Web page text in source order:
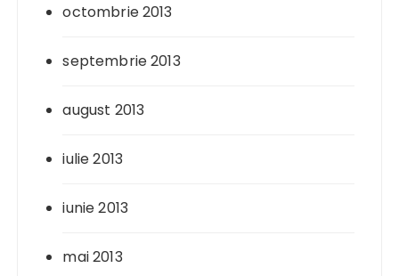
octombrie 2013
septembrie 2013
august 2013
iulie 2013
iunie 2013
mai 2013